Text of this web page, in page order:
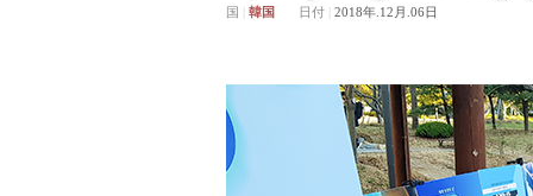
国 韓国 日付 2018年.12月.06日